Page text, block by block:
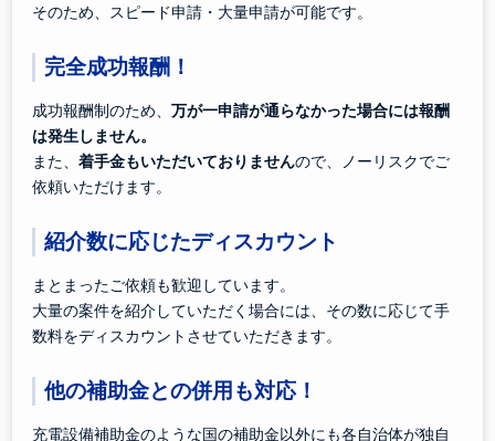
そのため、スピード申請・大量申請が可能です。
完全成功報酬！
成功報酬制のため、万が一申請が通らなかった場合には報酬
は発生しません。
また、着手金もいただいておりませんので、ノーリスクでご
依頼いただけます。
紹介数に応じたディスカウント
まとまったご依頼も歓迎しています。
大量の案件を紹介していただく場合には、その数に応じて手
数料をディスカウントさせていただきます。
他の補助金との併用も対応！
充電設備補助金のような国の補助金以外にも各自治体が独自